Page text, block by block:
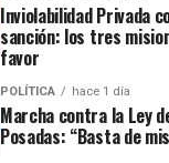
Inviolabilidad Privada
sanción: los tres
favor
POLÍTICA hace 1 día
Marcha contra la Ley
Posadas: “Basta de